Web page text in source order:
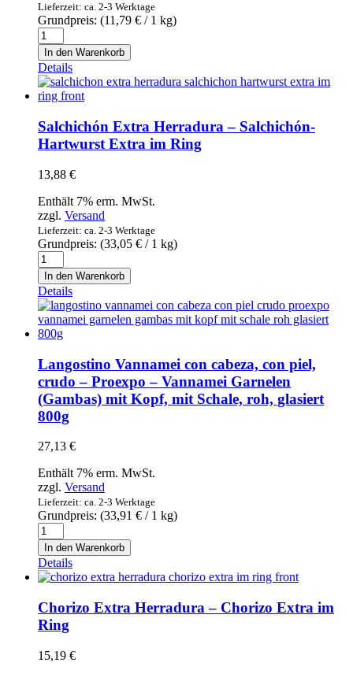
Lieferzeit: ca. 2-3 Werktage
Grundpreis: (11,79 € / 1 kg)
Almeja
del
pacifico
entera
cocida
-
Ganze
Venusmuscheln
gekocht
Menge
In den Warenkorb
Details
Salchichón Extra Herradura – Salchichón-
Hartwurst Extra im Ring
13,88 €
Enthält 7% erm. MwSt.
zzgl. Versand
Lieferzeit: ca. 2-3 Werktage
Grundpreis: (33,05 € / 1 kg)
Salchichón
Extra
Herradura
-
Salchichón-
Hartwurst
Extra
im
Ring
Menge
In den Warenkorb
Details
Langostino Vannamei con cabeza, con piel,
crudo – Proexpo – Vannamei Garnelen
(Gambas) mit Kopf, mit Schale, roh, glasiert
800g
27,13 €
Enthält 7% erm. MwSt.
zzgl. Versand
Lieferzeit: ca. 2-3 Werktage
Grundpreis: (33,91 € / 1 kg)
Langostino
Vannamei
con
cabeza,
con
piel,
crudo
-
-
In den Warenkorb
Details
Chorizo Extra Herradura – Chorizo Extra im
Ring
15,19 €